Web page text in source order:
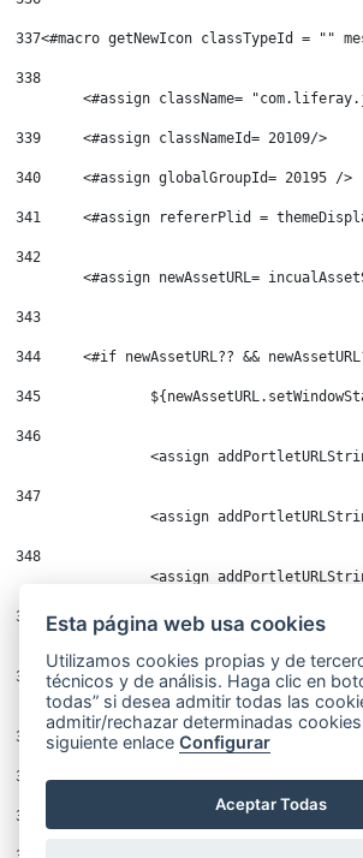
337<#macro getNewIcon classTypeId = ""
338
<#assign className=
339
	<#assign classNameId= 20109/>
340
	<#assign globalGroupId= 20195 />
341
<#assign refererPlid =
342
<#assign newAssetURL=
343
344
<#if newAssetURL?? &&
345
346
347
<assign
348
<assign
349
<assign
350
351
	</#if>
352
353
<#if newAssetURL?? &&
Esta página web usa cookies
Utilizamos cookies propias y de
técnicos y de análisis. Haga clic en
todas” si desea admitir todas las
admitir/rechazar determinadas
siguiente enlaceConfigurar
Aceptar Todas